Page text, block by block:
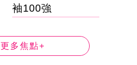
袖100強
更多焦點+